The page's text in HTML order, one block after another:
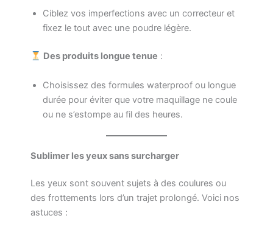
Ciblez vos imperfections avec un correcteur et
fixez le tout avec une poudre légère.
Des produits longue tenue :
Choisissez des formules waterproof ou longue
durée pour éviter que votre maquillage ne coule
ou ne s’estompe au fil des heures.
Sublimer les yeux sans surcharger
Les yeux sont souvent sujets à des coulures ou
des frottements lors d’un trajet prolongé. Voici nos
astuces :